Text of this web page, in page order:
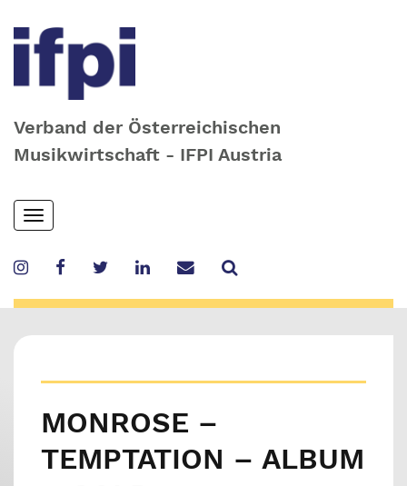
Verband der Österreichischen
Musikwirtschaft - IFPI Austria
Skip
to
content
Toggle
navigation
MONROSE –
TEMPTATION – ALBUM